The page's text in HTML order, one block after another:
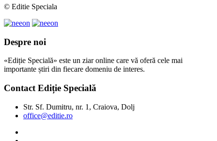
© Editie Speciala
Despre noi
«Ediție Specială» este un ziar online care vă oferă cele mai
importante știri din fiecare domeniu de interes.
Contact Ediție Specială
Str. Sf. Dumitru, nr. 1, Craiova, Dolj
office@editie.ro